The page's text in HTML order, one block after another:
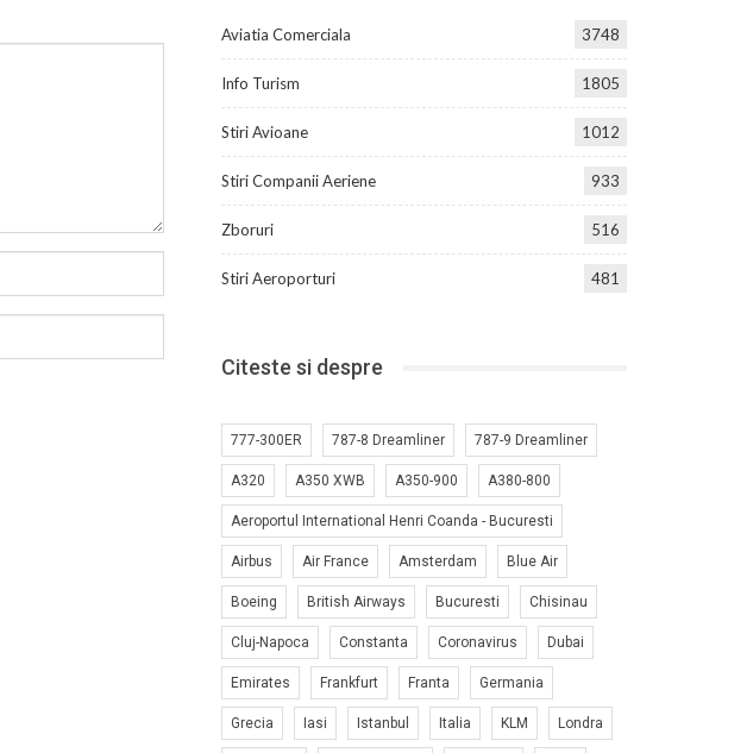
Aviatia Comerciala 3748
Info Turism 1805
Stiri Avioane 1012
Stiri Companii Aeriene 933
Zboruri 516
Stiri Aeroporturi 481
Citeste si despre
777-300ER 787-8 Dreamliner 787-9 Dreamliner
A320 A350 XWB A350-900 A380-800
Aeroportul International Henri Coanda - Bucuresti
Airbus Air France Amsterdam Blue Air
Boeing British Airways Bucuresti Chisinau
Cluj-Napoca Constanta Coronavirus Dubai
Emirates Frankfurt Franta Germania
Grecia Iasi Istanbul Italia KLM Londra